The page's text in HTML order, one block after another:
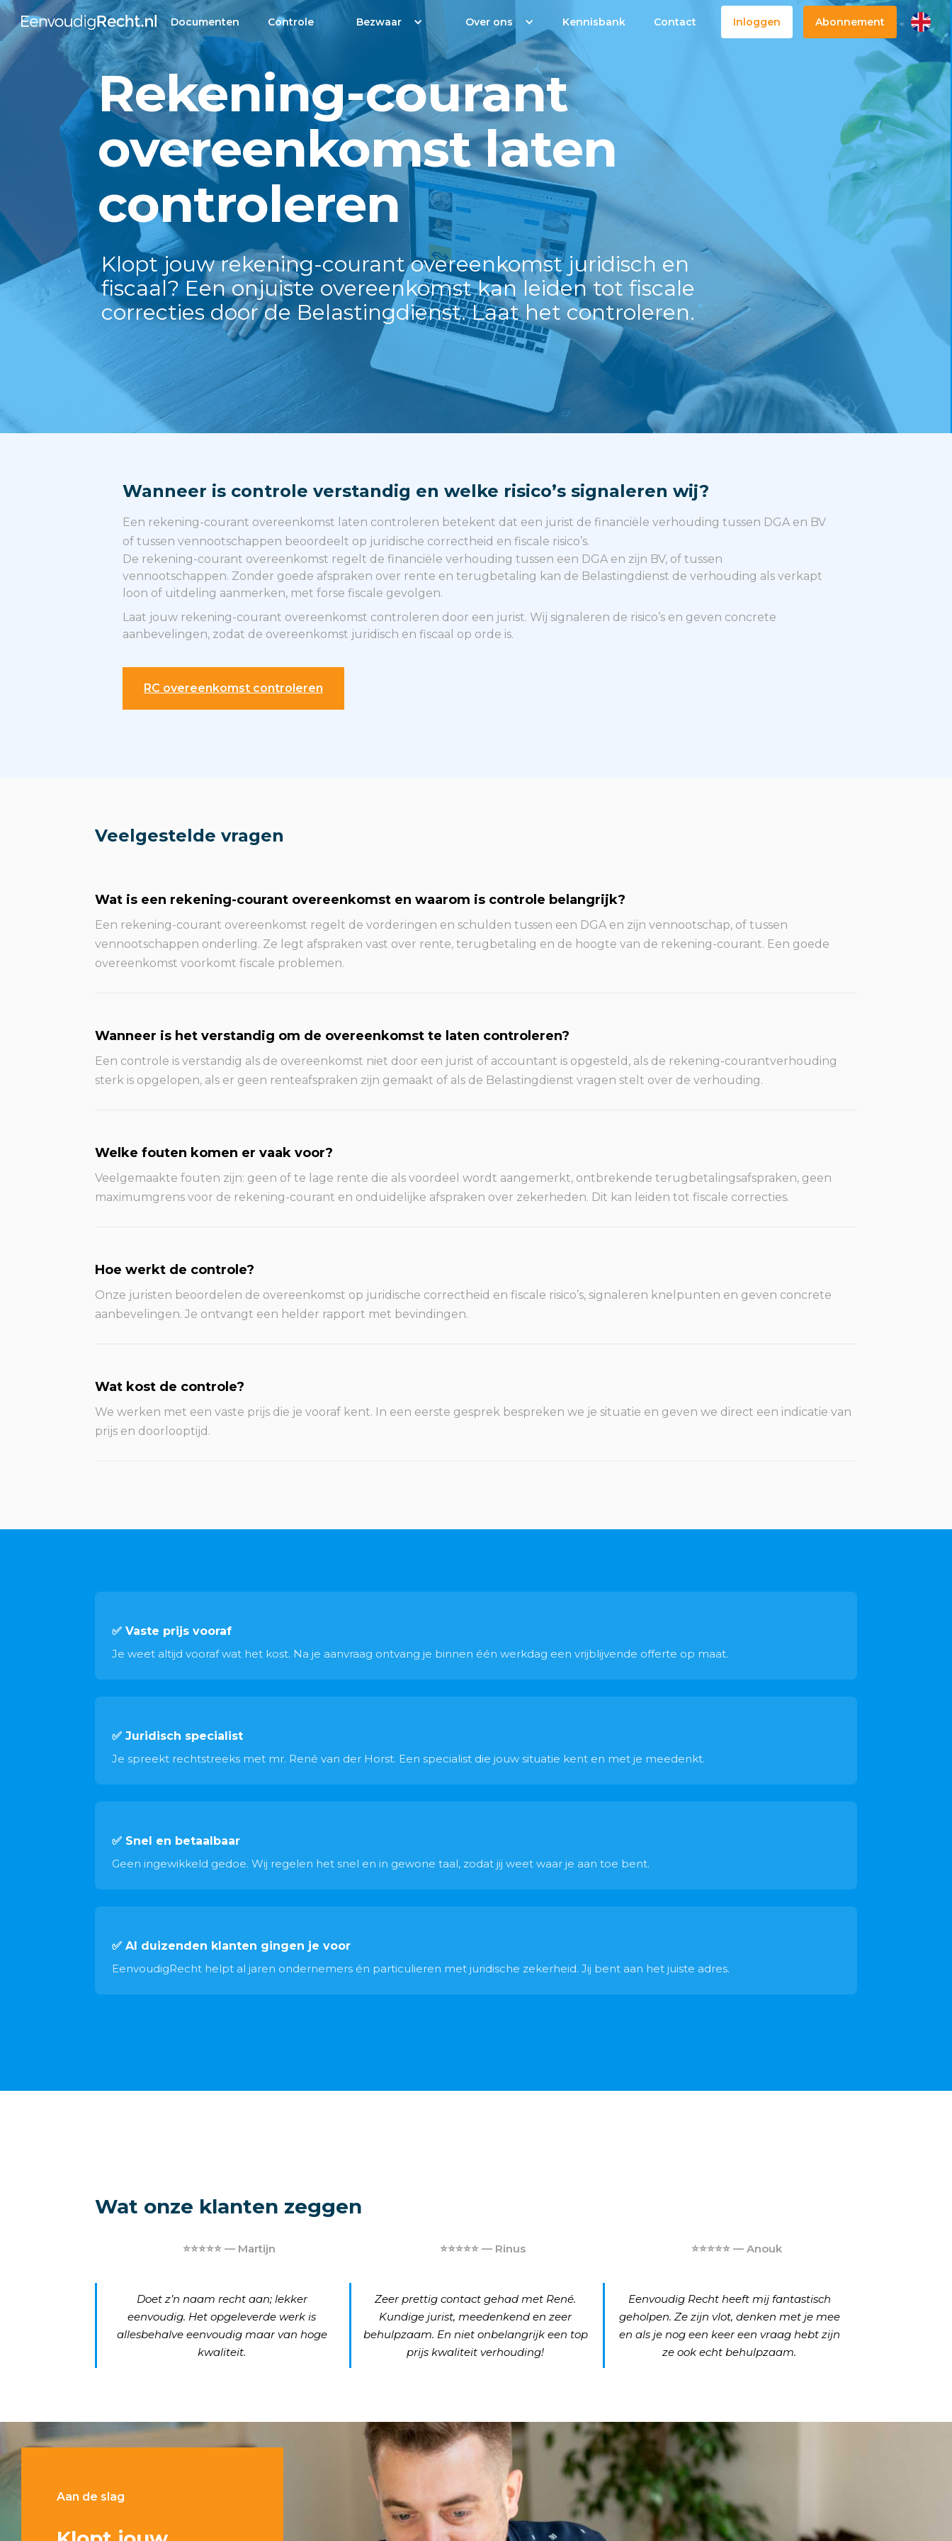
Documenten Controle Bezwaar Over ons Kennisbank Contact Inloggen Abonnement
Rekening-courant
overeenkomst laten
controleren
Klopt jouw rekening-courant overeenkomst juridisch en
fiscaal? Een onjuiste overeenkomst kan leiden tot fiscale
correcties door de Belastingdienst. Laat het controleren.
Wanneer is controle verstandig en welke risico’s signaleren wij?
Een rekening-courant overeenkomst laten controleren betekent dat een jurist de financiële verhouding tussen DGA en BV
of tussen vennootschappen beoordeelt op juridische correctheid en fiscale risico’s.
De rekening-courant overeenkomst regelt de financiële verhouding tussen een DGA en zijn BV, of tussen
vennootschappen. Zonder goede afspraken over rente en terugbetaling kan de Belastingdienst de verhouding als verkapt
loon of uitdeling aanmerken, met forse fiscale gevolgen.
Laat jouw rekening-courant overeenkomst controleren door een jurist. Wij signaleren de risico’s en geven concrete
aanbevelingen, zodat de overeenkomst juridisch en fiscaal op orde is.
RC overeenkomst controleren
Veelgestelde vragen
Wat is een rekening-courant overeenkomst en waarom is controle belangrijk?
Een rekening-courant overeenkomst regelt de vorderingen en schulden tussen een DGA en zijn vennootschap, of tussen
vennootschappen onderling. Ze legt afspraken vast over rente, terugbetaling en de hoogte van de rekening-courant. Een goede
overeenkomst voorkomt fiscale problemen.
Wanneer is het verstandig om de overeenkomst te laten controleren?
Een controle is verstandig als de overeenkomst niet door een jurist of accountant is opgesteld, als de rekening-courantverhouding
sterk is opgelopen, als er geen renteafspraken zijn gemaakt of als de Belastingdienst vragen stelt over de verhouding.
Welke fouten komen er vaak voor?
Veelgemaakte fouten zijn: geen of te lage rente die als voordeel wordt aangemerkt, ontbrekende terugbetalingsafspraken, geen
maximumgrens voor de rekening-courant en onduidelijke afspraken over zekerheden. Dit kan leiden tot fiscale correcties.
Hoe werkt de controle?
Onze juristen beoordelen de overeenkomst op juridische correctheid en fiscale risico’s, signaleren knelpunten en geven concrete
aanbevelingen. Je ontvangt een helder rapport met bevindingen.
Wat kost de controle?
We werken met een vaste prijs die je vooraf kent. In een eerste gesprek bespreken we je situatie en geven we direct een indicatie van
prijs en doorlooptijd.
✅ Vaste prijs vooraf
Je weet altijd vooraf wat het kost. Na je aanvraag ontvang je binnen één werkdag een vrijblijvende offerte op maat.
✅ Juridisch specialist
Je spreekt rechtstreeks met mr. René van der Horst. Een specialist die jouw situatie kent en met je meedenkt.
✅ Snel en betaalbaar
Geen ingewikkeld gedoe. Wij regelen het snel en in gewone taal, zodat jij weet waar je aan toe bent.
✅ Al duizenden klanten gingen je voor
EenvoudigRecht helpt al jaren ondernemers én particulieren met juridische zekerheid. Jij bent aan het juiste adres.
Wat onze klanten zeggen
⭐⭐⭐⭐⭐ — Martijn
Doet z’n naam recht aan; lekker
eenvoudig. Het opgeleverde werk is
allesbehalve eenvoudig maar van hoge
kwaliteit.
⭐⭐⭐⭐⭐ — Rinus
Zeer prettig contact gehad met René.
Kundige jurist, meedenkend en zeer
behulpzaam. En niet onbelangrijk een top
prijs kwaliteit verhouding!
⭐⭐⭐⭐⭐ — Anouk
Eenvoudig Recht heeft mij fantastisch
geholpen. Ze zijn vlot, denken met je mee
en als je nog een keer een vraag hebt zijn
ze ook echt behulpzaam.
Aan de slag